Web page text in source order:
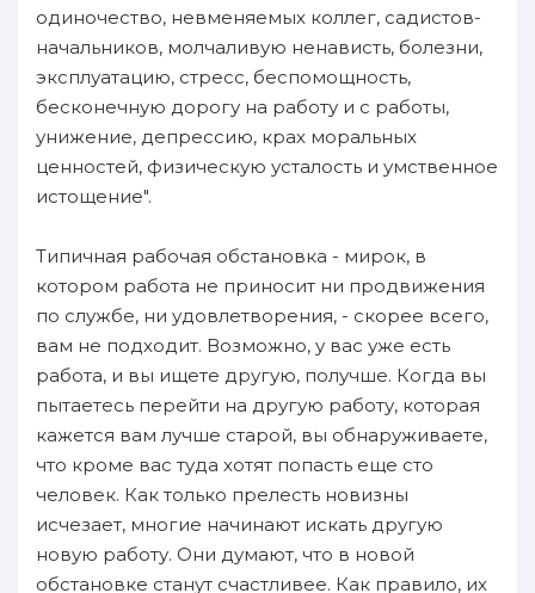
одиночество, невменяемых коллег, садистов-
начальников, молчаливую ненависть, болезни,
эксплуатацию, стресс, беспомощность,
бесконечную дорогу на работу и с работы,
унижение, депрессию, крах моральных
ценностей, физическую усталость и умственное
истощение".
Типичная рабочая обстановка - мирок, в
котором работа не приносит ни продвижения
по службе, ни удовлетворения, - скорее всего,
вам не подходит. Возможно, у вас уже есть
работа, и вы ищете другую, получше. Когда вы
пытаетесь перейти на другую работу, которая
кажется вам лучше старой, вы обнаруживаете,
что кроме вас туда хотят попасть еще сто
человек. Как только прелесть новизны
исчезает, многие начинают искать другую
новую работу. Они думают, что в новой
обстановке станут счастливее. Как правило, их